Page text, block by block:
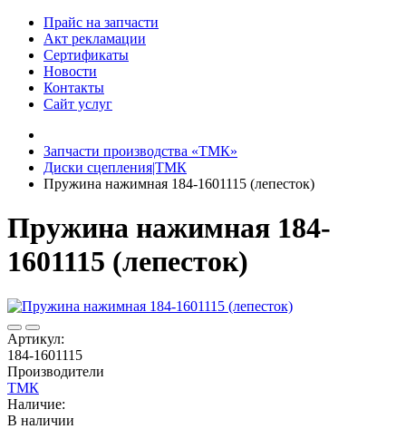
Прайс на запчасти
Акт рекламации
Сертификаты
Новости
Контакты
Сайт услуг
Запчасти производства «ТМК»
Диски сцепления|ТМК
Пружина нажимная 184-1601115 (лепесток)
Пружина нажимная 184-
1601115 (лепесток)
Артикул:
184-1601115
Производители
ТМК
Наличие:
В наличии